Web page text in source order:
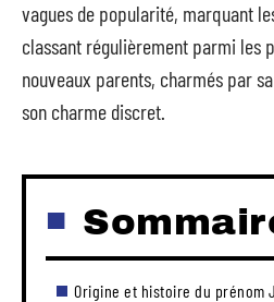
vagues de popularité, marquant
classant régulièrement parmi les
nouveaux parents, charmés par
son charme discret.
Origine et histoire du prénom